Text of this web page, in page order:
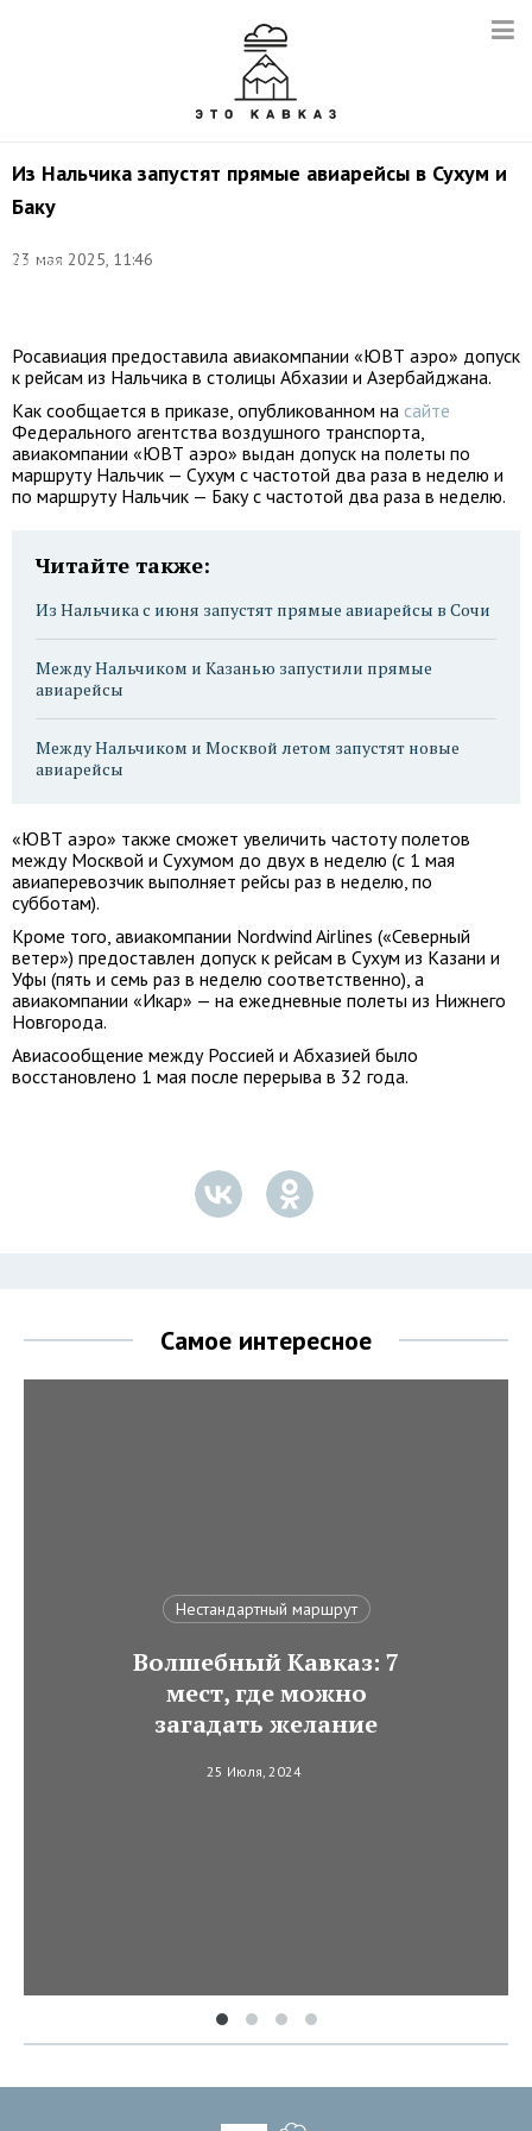
Из Нальчика запустят прямые авиарейсы в Сухум и
Баку
23 мая 2025, 11:46
Дмитрий
Росавиация предоставила авиакомпании «ЮВТ аэро» допуск
к рейсам из Нальчика в столицы Абхазии и Азербайджана.
Как сообщается в приказе, опубликованном на сайте
Федерального агентства воздушного транспорта,
авиакомпании «ЮВТ аэро» выдан допуск на полеты по
маршруту Нальчик — Сухум с частотой два раза в неделю и
по маршруту Нальчик — Баку с частотой два раза в неделю.
Читайте также:
Из Нальчика с июня запустят прямые авиарейсы в Сочи
Между Нальчиком и Казанью запустили прямые
авиарейсы
Между Нальчиком и Москвой летом запустят новые
авиарейсы
«ЮВТ аэро» также сможет увеличить частоту полетов
между Москвой и Сухумом до двух в неделю (с 1 мая
авиаперевозчик выполняет рейсы раз в неделю, по
субботам).
Кроме того, авиакомпании Nordwind Airlines («Северный
ветер») предоставлен допуск к рейсам в Сухум из Казани и
Уфы (пять и семь раз в неделю соответственно), а
авиакомпании «Икар» — на ежедневные полеты из Нижнего
Новгорода.
Авиасообщение между Россией и Абхазией было
восстановлено 1 мая после перерыва в 32 года.
Самое интересное
Нестандартный маршрут
Волшебный Кавказ: 7
мест, где можно
загадать желание
25 Июля, 2024